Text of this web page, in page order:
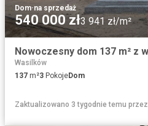
Dom·na sprzedaż
540 000 zł3 941 zł/m²
Wasilków
137 m²3 PokojeDom
Zaktualizowano 3 tygodnie temu przez